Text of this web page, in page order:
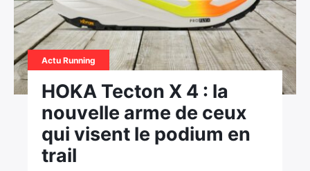
Actu Running
HOKA Tecton X 4 : la
nouvelle arme de ceux
qui visent le podium en
trail
Ultra Trail de Mon Jardin
Grand Tour du Bassin d’Arcachon